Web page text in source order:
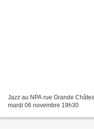
Jazz au NPA rue Grande
mardi 06 novembre 19h30